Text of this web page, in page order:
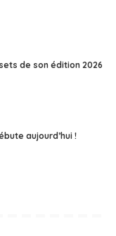
de son édition 2026
aujourd’hui !